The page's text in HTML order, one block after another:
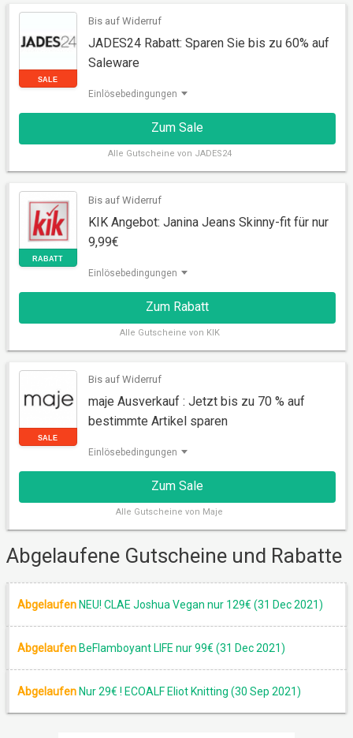
SALE
Bis auf Widerruf
JADES24 Rabatt: Sparen Sie bis zu 60% auf
Saleware
Einlösebedingungen
Zum Sale
Alle Gutscheine von JADES24
RABATT
Bis auf Widerruf
KIK Angebot: Janina Jeans Skinny-fit für nur
9,99€
Einlösebedingungen
Zum Rabatt
Alle Gutscheine von KIK
SALE
Bis auf Widerruf
maje Ausverkauf : Jetzt bis zu 70 % auf
bestimmte Artikel sparen
Einlösebedingungen
Zum Sale
Alle Gutscheine von Maje
Abgelaufene Gutscheine und Rabatte
Abgelaufen NEU! CLAE Joshua Vegan nur 129€ (31 Dec 2021)
Abgelaufen BeFlamboyant LIFE nur 99€ (31 Dec 2021)
Abgelaufen Nur 29€ ! ECOALF Eliot Knitting (30 Sep 2021)